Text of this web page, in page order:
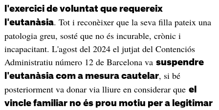
l'exercici de voluntat que requereix
l'eutanàsia. Tot i reconèixer que la seva filla pateix una
patologia greu, sosté que no és incurable, crònic i
incapacitant. L'agost del 2024 el jutjat del Contenciós
Administratiu número 12 de Barcelona va suspendre
l'eutanàsia com a mesura cautelar, si bé
posteriorment va donar via lliure en considerar que el
vincle familiar no és prou motiu per a legitimar